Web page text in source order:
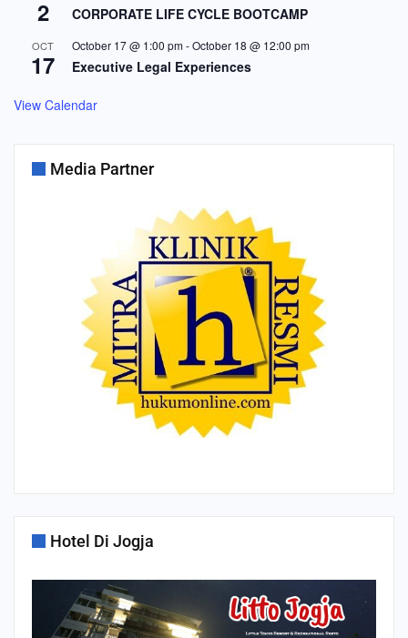
2 CORPORATE LIFE CYCLE BOOTCAMP
OCT
17
October 17 @ 1:00 pm-October 18 @ 12:00 pm
Executive Legal Experiences
View Calendar
Media Partner
Hotel Di Jogja